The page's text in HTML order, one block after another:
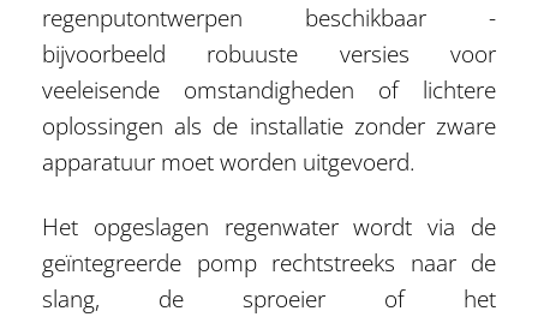
regenputontwerpen beschikbaar -
bijvoorbeeld robuuste versies voor
veeleisende omstandigheden of lichtere
oplossingen als de installatie zonder zware
apparatuur moet worden uitgevoerd.
Het opgeslagen regenwater wordt via de
geïntegreerde pomp rechtstreeks naar de
slang, de sproeier of het